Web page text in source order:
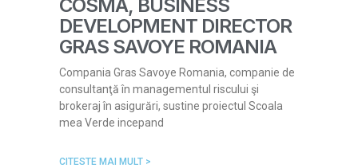
COSMA, BUSINESS
DEVELOPMENT DIRECTOR
GRAS SAVOYE ROMANIA
Compania Gras Savoye Romania, companie de
consultanţă în managementul riscului şi
brokeraj în asigurări, sustine proiectul Scoala
mea Verde incepand
CITESTE MAI MULT >